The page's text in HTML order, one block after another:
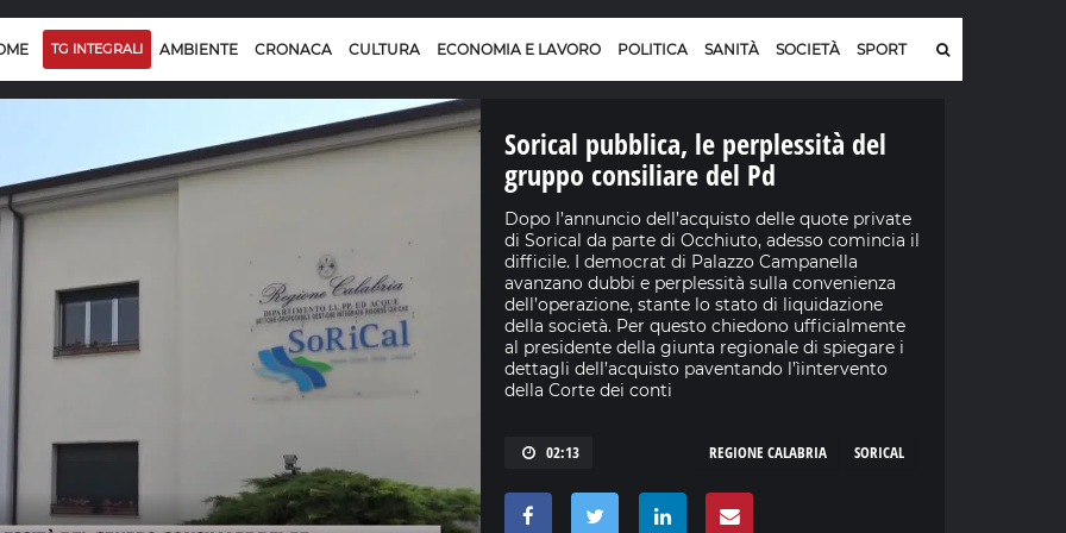
TG INTEGRALI AMBIENTE CRONACA CULTURA ECONOMIA E LAVORO POLITICA SANITÀ SOCIETÀ SPORT
Sorical pubblica, le perplessità del
gruppo consiliare del Pd
Dopo l’annuncio dell’acquisto delle quote private
di Sorical da parte di Occhiuto, adesso comincia il
difficile. I democrat di Palazzo Campanella
avanzano dubbi e perplessità sulla convenienza
dell’operazione, stante lo stato di liquidazione
della società. Per questo chiedono ufficialmente
al presidente della giunta regionale di spiegare i
dettagli dell’acquisto paventando l’ìintervento
della Corte dei conti
02:13 SORICAL
REGIONE CALABRIA